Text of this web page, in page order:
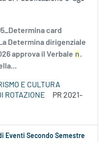
card
Determina dirigenziale
approva il Verbale n.
E CULTURA
ROTAZIONE
PR 2021-
Eventi Secondo Semestre